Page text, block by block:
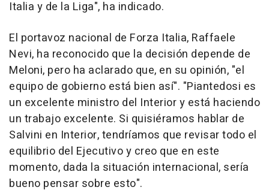
Italia y de la Liga", ha indicado.
El portavoz nacional de Forza Italia, Raffaele
Nevi, ha reconocido que la decisión depende de
Meloni, pero ha aclarado que, en su opinión, "el
equipo de gobierno está bien así". "Piantedosi es
un excelente ministro del Interior y está haciendo
un trabajo excelente. Si quisiéramos hablar de
Salvini en Interior, tendríamos que revisar todo el
equilibrio del Ejecutivo y creo que en este
momento, dada la situación internacional, sería
bueno pensar sobre esto".